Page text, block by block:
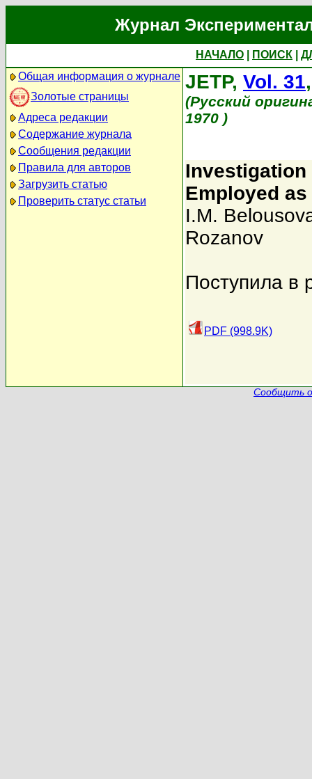
Журнал
НАЧАЛО ПОИСК
Общая информация о журнале
Золотые страницы
Адреса редакции
Содержание журнала
Сообщения редакции
Правила для авторов
Загрузить статью
Проверить статус статьи
JETP, Vol. 31
(Русский
1970 )
Investigation
Employed
I.M.
Rozanov
Поступила в
PDF (998.9K)
Сообщить о